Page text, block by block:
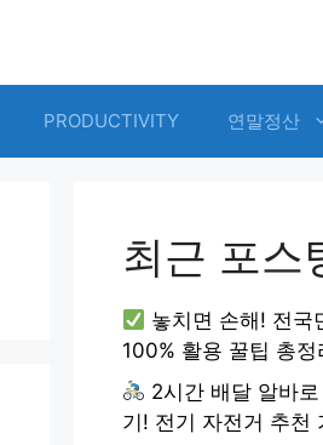
PRODUCTIVITY 연말정산
최근 포스
놓치면 손해! 전국
100% 활용 꿀팁 총정
2시간 배달 알바
기! 전기 자전거 추천